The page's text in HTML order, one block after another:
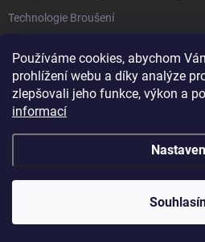
Používáme cookies, abychom
prohlížení webu a díky analýze
zlepšovali jeho funkce, výkon a
informací
Technologie Broušení
Technologie Laserová Ablace
Copyright 2026ITA TOOLS ČESKO.
nastavení